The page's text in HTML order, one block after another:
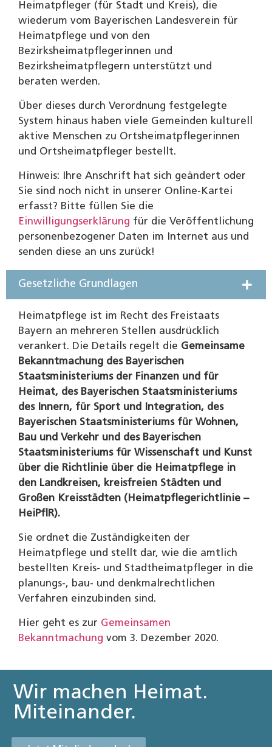
Heimatpfleger (für Stadt und Kreis), die
wiederum vom Bayerischen Landesverein für
Heimatpflege und von den
Bezirksheimatpflegerinnen und
Bezirksheimatpflegern unterstützt und
beraten werden.
Über dieses durch Verordnung festgelegte
System hinaus haben viele Gemeinden kulturell
aktive Menschen zu Ortsheimatpflegerinnen
und Ortsheimatpfleger bestellt.
Hinweis: Ihre Anschrift hat sich geändert oder
Sie sind noch nicht in unserer Online-Kartei
erfasst? Bitte füllen Sie die
Einwilligungserklärung für die Veröffentlichung
personenbezogener Daten im Internet aus und
senden diese an uns zurück!
Gesetzliche Grundlagen
Heimatpflege ist im Recht des Freistaats
Bayern an mehreren Stellen ausdrücklich
verankert. Die Details regelt die Gemeinsame
Bekanntmachung des Bayerischen
Staatsministeriums der Finanzen und für
Heimat, des Bayerischen Staatsministeriums
des Innern, für Sport und Integration, des
Bayerischen Staatsministeriums für Wohnen,
Bau und Verkehr und des Bayerischen
Staatsministeriums für Wissenschaft und Kunst
über die Richtlinie über die Heimatpflege in
den Landkreisen, kreisfreien Städten und
Großen Kreisstädten (Heimatpflegerichtlinie –
HeiPflR).
Sie ordnet die Zuständigkeiten der
Heimatpflege und stellt dar, wie die amtlich
bestellten Kreis- und Stadtheimatpfleger in die
planungs-, bau- und denkmalrechtlichen
Verfahren einzubinden sind.
Hier geht es zur Gemeinsamen
Bekanntmachung vom 3. Dezember 2020.
Wir machen Heimat.
Miteinander.